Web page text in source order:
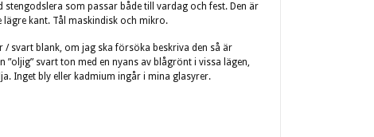
stengodslera som passar både till vardag och fest. Den är
kant. Tål maskindisk och mikro.
/ svart blank, om jag ska försöka beskriva den så är
”oljig” svart ton med en nyans av blågrönt i vissa lägen,
Inget bly eller kadmium ingår i mina glasyrer.